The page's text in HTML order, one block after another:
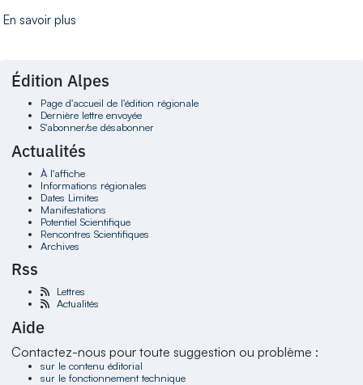
En savoir plus
Édition Alpes
Page d'accueil de l'édition régionale
Dernière lettre envoyée
S'abonner/se désabonner
Actualités
À l'affiche
Informations régionales
Dates Limites
Manifestations
Potentiel Scientifique
Rencontres Scientifiques
Archives
Rss
Lettres
Actualités
Aide
Contactez-nous pour toute suggestion ou problème :
sur le contenu éditorial
sur le fonctionnement technique